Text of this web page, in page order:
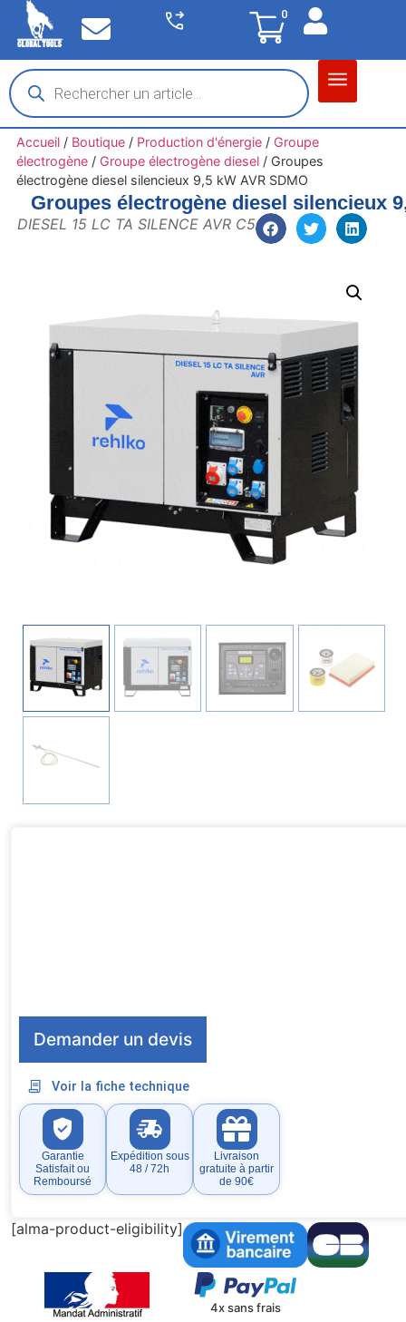
0
Accueil/ Boutique/ Production d'énergie/ Groupe
électrogène/ Groupe électrogène diesel/ Groupes
électrogène diesel silencieux 9,5 kW AVR SDMO
Groupes électrogène diesel silencieux
DIESEL 15 LC TA SILENCE AVR C5
Demander un devis
Voir la fiche technique
Garantie
Satisfait ou
Remboursé
Expédition sous
48 / 72h
Livraison
gratuite à partir
de 90€
[alma-product-eligibility]
4x sans frais